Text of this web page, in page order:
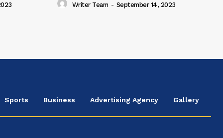
Writer Team - September 14, 2023
Sports Business Advertising Agency Gallery